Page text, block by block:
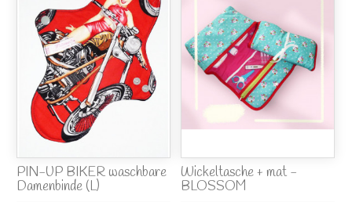
PIN-UP BIKER waschbare
Damenbinde (L)
Wickeltasche + mat -
BLOSSOM